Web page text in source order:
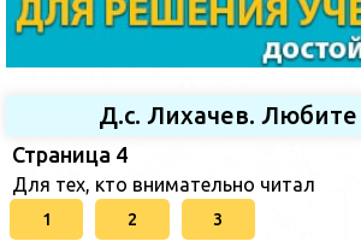
Д.с. Лихачев. Любите
Страница 4
Для тех, кто внимательно читал
1 2 3